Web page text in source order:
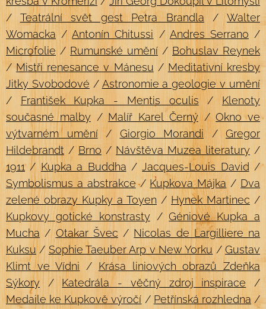
/ Teatrální svět gest Petra Brandla /Walter
Womacka/Antonín Chitussi / Andres Serrano /
Microfolie/ Rumunské umění / Bohuslav Reynek
/Mistři renesance v Mánesu /Meditativní kresby
Jitky Svobodové/Astronomie a geologie v umění
/ František Kupka - Mentis oculis/Klenoty
současné malby/ Malíř Karel Černý/Okno ve
výtvarném umění/ Giorgio Morandi/ Gregor
Hildebrandt /Brno/ Návštěva Muzea literatury/
1911/Kupka a Buddha /Jacques-Louis David /
Symbolismus a abstrakce/Kupkova Májka/ Dva
zelené obrazy Kupky a Toyen / Hynek Martinec /
Kupkovy gotické konstrasty/Géniové Kupka a
Mucha / Otakar Švec / Nicolas de Largilliere na
Kuksu/Sophie Taeuber Arp v New Yorku/Gustav
Klimt ve Vídni / Krása liniových obrazů Zdeňka
Sýkory /Katedrála - věčný zdroj inspirace /
Medaile ke Kupkově výročí / Petřínská rozhledna /